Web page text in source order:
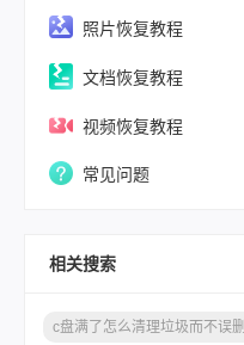
照片恢复教程
文档恢复教程
视频恢复教程
常见问题
相关搜索
c盘满了怎么清理垃圾而不误删